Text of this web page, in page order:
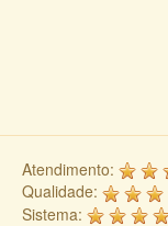
Atendimento:
Qualidade:
Sistema: